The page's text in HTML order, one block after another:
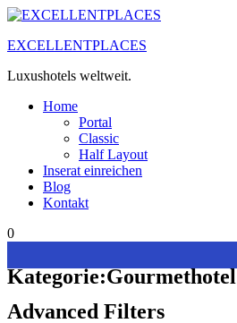
Zum
springen
EXCELLENTPLACES
Luxushotels weltweit.
Home
Portal
Classic
Half Layout
Inserat einreichen
Blog
Kontakt
0
Kategorie:Gourmethotel
Advanced Filters